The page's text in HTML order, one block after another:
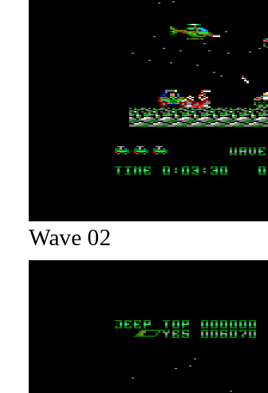
Wave 02